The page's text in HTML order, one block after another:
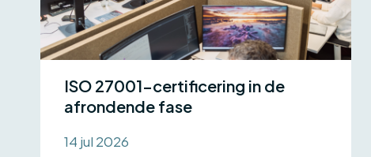
ISO 27001-certificering in de
afrondende fase
14 jul 2026